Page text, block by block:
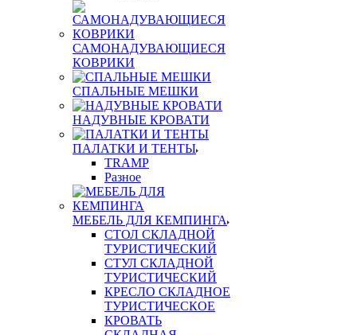
САМОНАДУВАЮЩИЕСЯ
КОВРИКИ
СПАЛЬНЫЕ МЕШКИ
НАДУВНЫЕ КРОВАТИ
ПАЛАТКИ И ТЕНТЫ
TRAMP
Разное
МЕБЕЛЬ ДЛЯ КЕМПИНГА
СТОЛ СКЛАДНОЙ
ТУРИСТИЧЕСКИЙ
СТУЛ СКЛАДНОЙ
ТУРИСТИЧЕСКИЙ
КРЕСЛО СКЛАДНОЕ
ТУРИСТИЧЕСКОЕ
КРОВАТЬ